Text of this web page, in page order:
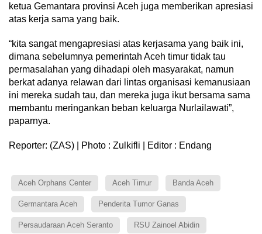
ketua Gemantara provinsi Aceh juga memberikan apresiasi
atas kerja sama yang baik.
“kita sangat mengapresiasi atas kerjasama yang baik ini,
dimana sebelumnya pemerintah Aceh timur tidak tau
permasalahan yang dihadapi oleh masyarakat, namun
berkat adanya relawan dari lintas organisasi kemanusiaan
ini mereka sudah tau, dan mereka juga ikut bersama sama
membantu meringankan beban keluarga Nurlailawati”,
paparnya.
Reporter: (ZAS) | Photo : Zulkifli | Editor : Endang
Aceh Orphans Center Aceh Timur Banda Aceh
Germantara Aceh Penderita Tumor Ganas
Persaudaraan Aceh Seranto RSU Zainoel Abidin